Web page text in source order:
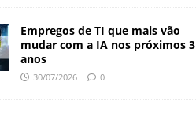
Empregos de TI que mais vão
mudar com a IA nos próximos 3
anos
30/07/2026 0